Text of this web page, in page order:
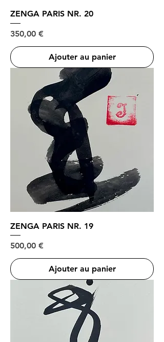
ZENGA PARIS NR. 20
Prix
350,00 €
Ajouter au panier
ZENGA PARIS NR. 19
Prix
500,00 €
Ajouter au panier